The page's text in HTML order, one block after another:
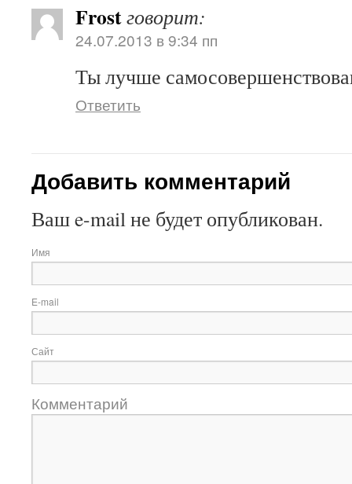
Frostговорит:
24.07.2013 в 9:34 пп
Ты лучше
Ответить
Добавить комментарий
Ваш e-mail не будет опубликован.
Имя
E-mail
Сайт
Комментарий